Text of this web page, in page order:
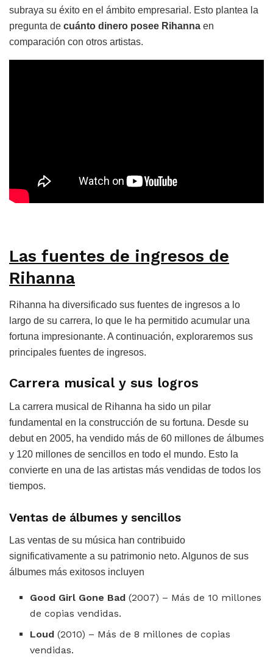
subraya su éxito en el ámbito empresarial. Esto plantea la
pregunta de cuánto dinero posee Rihanna en
comparación con otros artistas.
Las fuentes de ingresos de
Rihanna
Rihanna ha diversificado sus fuentes de ingresos a lo
largo de su carrera, lo que le ha permitido acumular una
fortuna impresionante. A continuación, exploraremos sus
principales fuentes de ingresos.
Carrera musical y sus logros
La carrera musical de Rihanna ha sido un pilar
fundamental en la construcción de su fortuna. Desde su
debut en 2005, ha vendido más de 60 millones de álbumes
y 120 millones de sencillos en todo el mundo. Esto la
convierte en una de las artistas más vendidas de todos los
tiempos.
Ventas de álbumes y sencillos
Las ventas de su música han contribuido
significativamente a su patrimonio neto. Algunos de sus
álbumes más exitosos incluyen
Good Girl Gone Bad (2007) – Más de 10 millones
de copias vendidas.
Loud (2010) – Más de 8 millones de copias
vendidas.